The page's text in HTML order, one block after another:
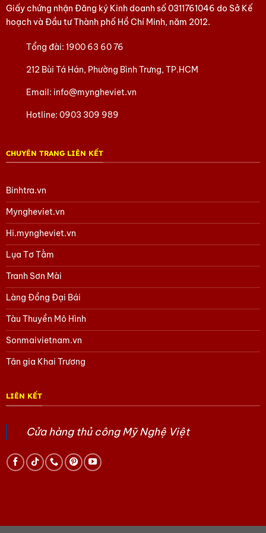
Liên hệ đặt hàng theo yêu cầu!
0902.409.089 – Ms Huyền hoặc 0903.754.715 – Ms
Tham khảo các sản phẩm của Mỹ Nghệ Việt
đây
Tham khảo các sản phẩm Làng Đồng Đại Bái
Tham khảo các sản phẩm quà Doanh Nghiệp khác
tại đây
Tham khảo các sản phẩm Quà tặng lụa Hà Đông
đây
Hoặc trang Facebook của chúng tôitại đây.
Giấy chứng nhận Đăng ký Kinh doanh số0311761046 do Sở Kế
hoạch và Đầu tư Thành phố Hồ Chí Minh, năm 2012.
Tổng đài:1900 63 60 76
212 Bùi Tá Hán, Phường Bình Trưng, TP.HCM
Email: info@myngheviet.vn
Hotline:0903 309 989
CHUYÊN TRANG LIÊN KẾT
Binhtra.vn
Myngheviet.vn
Hi.myngheviet.vn
Lụa Tơ Tằm
Tranh Sơn Mài
Làng Đồng Đại Bái
Tàu Thuyền Mô Hình
Sonmaivietnam.vn
Tân gia Khai Trương
LIÊN KẾT
Cửa hàng thủ công Mỹ Nghệ Việt